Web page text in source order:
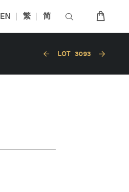
EN 繁 简
LOT 3093